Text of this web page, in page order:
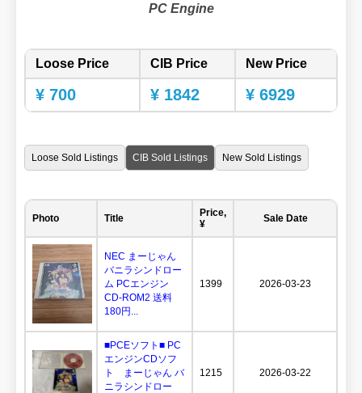
PC Engine
Loose Price CIB Price New Price
¥ 700 ¥ 1842 ¥ 6929
Loose Sold Listings CIB Sold Listings New Sold Listings
Photo Title
Price,
¥
Sale Date
NEC まーじゃん
バニラシンドロー
ム PCエンジン
CD-ROM2 送料
180円...
1399 2026-03-23
■PCEソフト■ PC
エンジンCDソフ
ト まーじゃん バ
ニラシンドロー
1215 2026-03-22